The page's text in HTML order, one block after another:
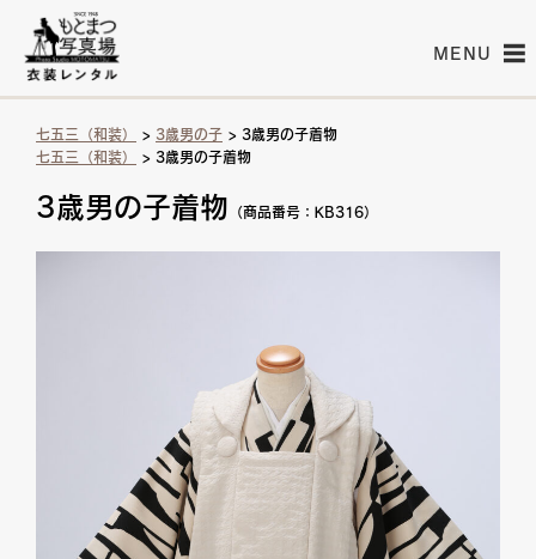
MENU
七五三（和装） > 3歳男の子 > 3歳男の子着物
七五三（和装）
> 3歳男の子着物
3歳男の子着物 （商品番号：KB316）